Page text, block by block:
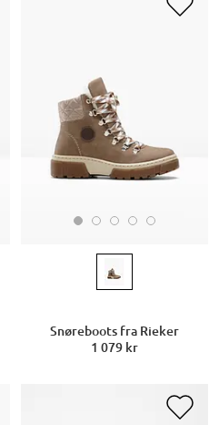
Snøreboots fra Rieker
1 079 kr